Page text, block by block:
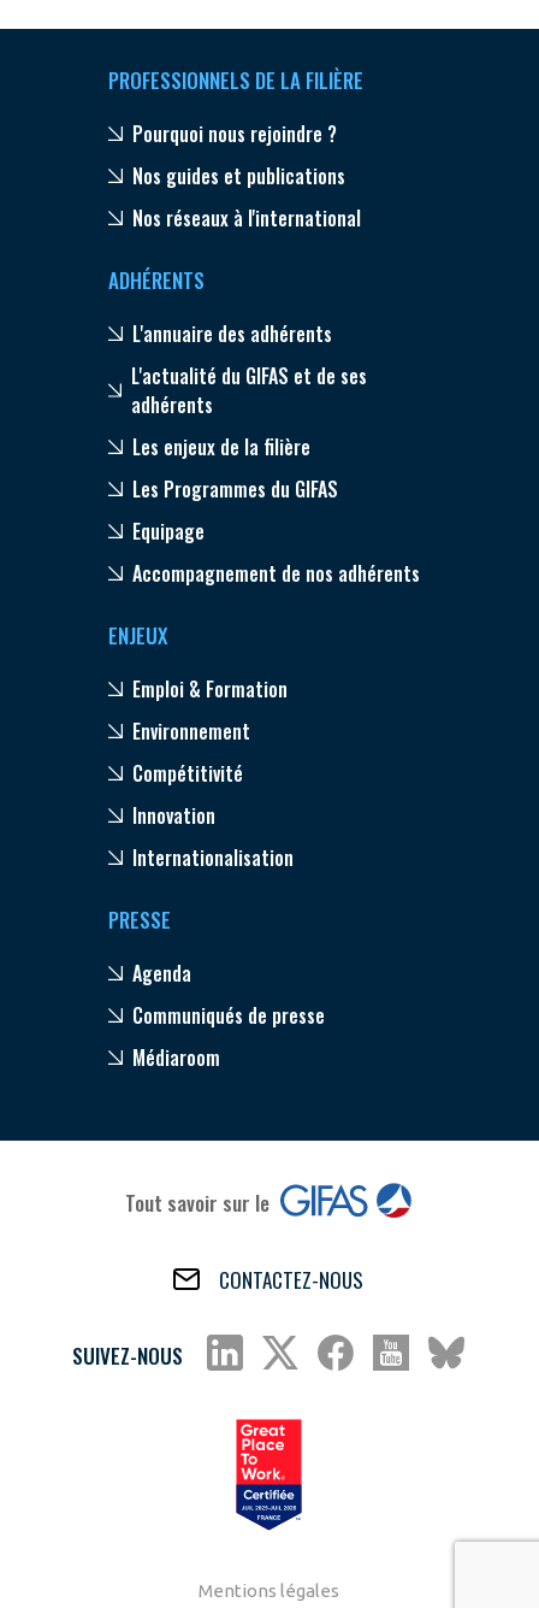
PROFESSIONNELS DE LA FILIÈRE
Pourquoi nous rejoindre ?
Nos guides et publications
Nos réseaux à l'international
ADHÉRENTS
L'annuaire des adhérents
L'actualité du GIFAS et de ses
adhérents
Les enjeux de la filière
Les Programmes du GIFAS
Equipage
Accompagnement de nos adhérents
ENJEUX
Emploi & Formation
Environnement
Compétitivité
Innovation
Internationalisation
PRESSE
Agenda
Communiqués de presse
Médiaroom
Tout savoir sur le
CONTACTEZ-NOUS
SUIVEZ-NOUS
Mentions légales